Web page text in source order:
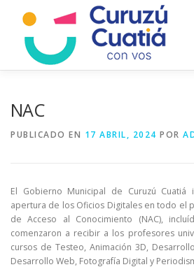
contenido
NAC
PUBLICADO EN 17 ABRIL, 2024 POR
El Gobierno Municipal de Curuzú
apertura de los Oficios Digitales en todo el
de Acceso al Conocimiento (NAC),
comenzaron a recibir a los profesores
cursos de Testeo, Animación 3D,
Desarrollo Web, Fotografía Digital y